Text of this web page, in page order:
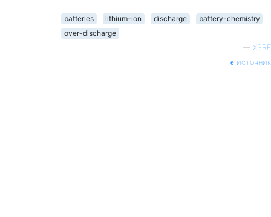
batteries lithium-ion discharge
battery-chemistry
over-discharge
— XSRF
источник